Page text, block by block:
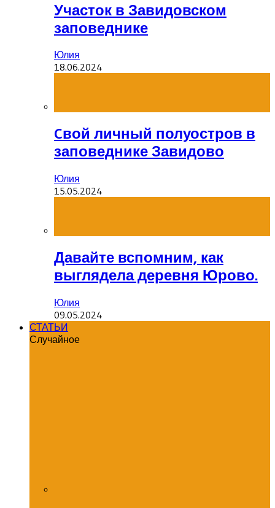
Участок в Завидовском
заповеднике
Юлия
18.06.2024
Cвой личный полуостров в
заповеднике Завидово
Юлия
15.05.2024
Давайте вспомним, как
выглядела деревня Юрово.
Юлия
09.05.2024
СТАТЬИ
Случайное